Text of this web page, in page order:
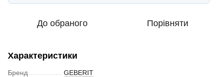
До обраного Порівняти
Характеристики
Бренд GEBERIT